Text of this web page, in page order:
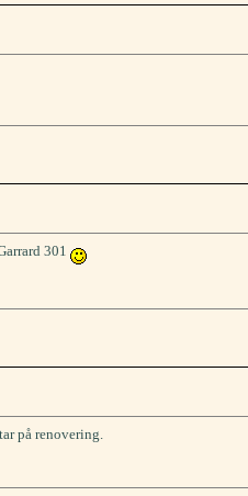
301
på renovering.